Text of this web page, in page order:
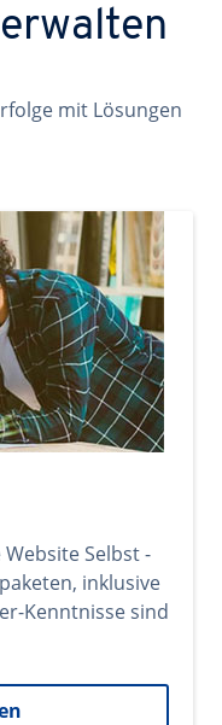
mit Lösungen
Selbst -
inklusive
Kenntnisse sind